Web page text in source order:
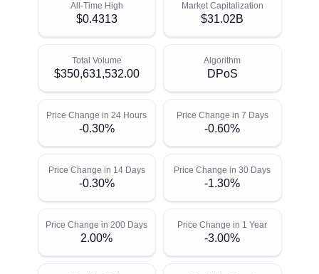
All-Time High
$0.4313
Market Capitalization
$31.02B
Total Volume
$350,631,532.00
Algorithm
DPoS
Price Change in 24 Hours
-0.30%
Price Change in 7 Days
-0.60%
Price Change in 14 Days
-0.30%
Price Change in 30 Days
-1.30%
Price Change in 200 Days
2.00%
Price Change in 1 Year
-3.00%